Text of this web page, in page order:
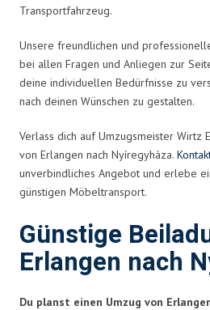
Transportfahrzeug.
Unsere freundlichen und
bei allen Fragen und Anliegen zur
deine individuellen Bedürfnisse zu
nach deinen Wünschen zu gestalten.
Verlass dich auf Umzugsmeister Wirtz
von Erlangen nach Nyíregyháza.
unverbindliches Angebot und erlebe
günstigen Möbeltransport.
Günstige
Erlangen nach
Du planst einen Umzug von